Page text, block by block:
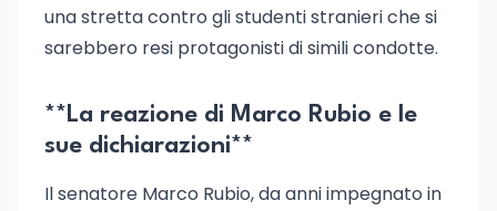
una stretta contro gli studenti stranieri che si
sarebbero resi protagonisti di simili condotte.
**La reazione di Marco Rubio e le
sue dichiarazioni**
Il senatore Marco Rubio, da anni impegnato in